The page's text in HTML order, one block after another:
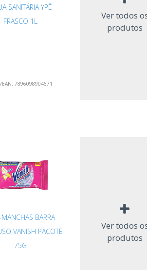
SANITÁRIA YPÊ
FRASCO 1L
EAN: 7896098904671
Ver todos
produtos
MANCHAS BARRA
VANISH PACOTE
75G
Ver todos
produtos